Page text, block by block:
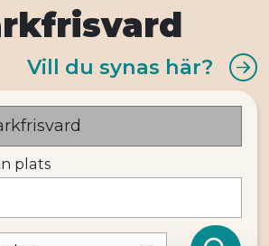
plats
Vill du synas här?